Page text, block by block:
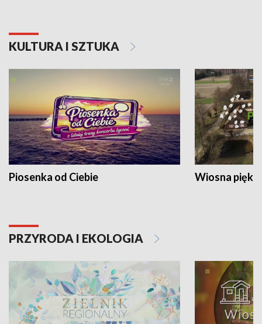
KULTURA I SZTUKA
Piosenka od Ciebie Wiosna
PRZYRODA I EKOLOGIA